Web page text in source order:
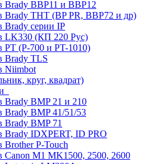
Brady BBP11 и BBP12
Brady THT (BP PR, BBP72 и др)
Brady серии IP
LK330 (КП 220 Рус)
PT (P-700 и PT-1010)
Brady TLS
Niimbot
круг, квадрат)
Brady BMP 21 и 210
Brady BMP 41/51/53
Brady BMP 71
Brady IDXPERT, ID PRO
Brother P-Touch
Canon M1 MK1500, 2500, 2600